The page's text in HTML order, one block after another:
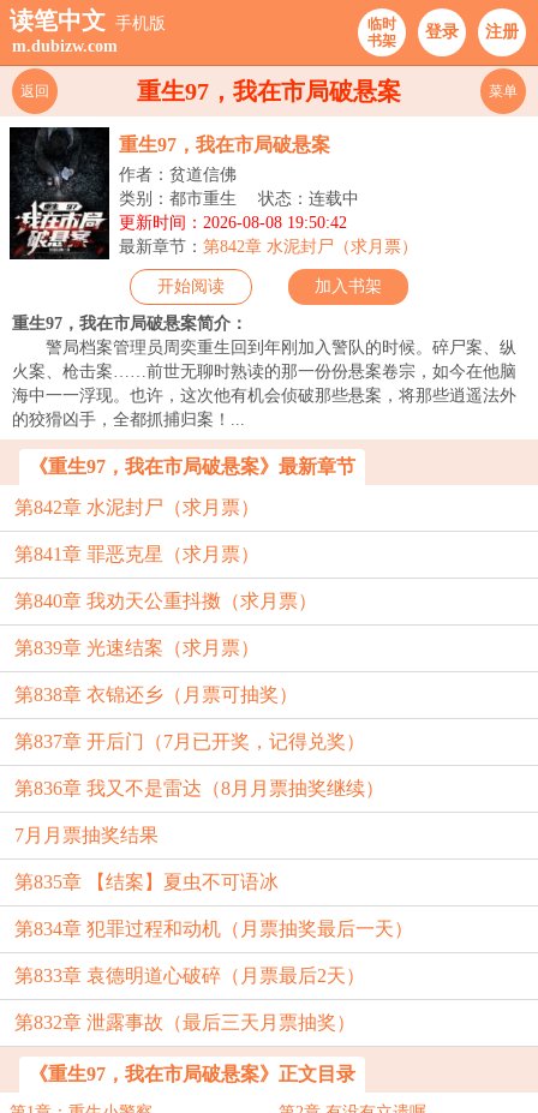
读笔中文 手机版
m.dubizw.com
临时
书架
登录 注册
重生97，我在市局破悬案
返回 菜单
重生97，我在市局破悬案
作者：贫道信佛
类别：都市重生
状态：连载中
更新时间：2026-08-08 19:50:42
最新章节： 第842章 水泥封尸（求月票）
开始阅读 加入书架
重生97，我在市局破悬案简介：
警局档案管理员周奕重生回到年刚加入警队的时候。碎尸案、纵
火案、枪击案……前世无聊时熟读的那一份份悬案卷宗，如今在他脑
海中一一浮现。也许，这次他有机会侦破那些悬案，将那些逍遥法外
的狡猾凶手，全都抓捕归案！...
《重生97，我在市局破悬案》最新章节
第842章 水泥封尸（求月票）
第841章 罪恶克星（求月票）
第840章 我劝天公重抖擞（求月票）
第839章 光速结案（求月票）
第838章 衣锦还乡（月票可抽奖）
第837章 开后门（7月已开奖，记得兑奖）
第836章 我又不是雷达（8月月票抽奖继续）
7月月票抽奖结果
第835章 【结案】夏虫不可语冰
第834章 犯罪过程和动机（月票抽奖最后一天）
第833章 袁德明道心破碎（月票最后2天）
第832章 泄露事故（最后三天月票抽奖）
《重生97，我在市局破悬案》正文目录